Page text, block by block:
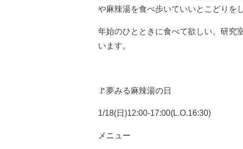
や麻辣湯を食べ歩いていいとこどりを
年始のひとときに食べて欲しい。研究
います。
🚩夢みる麻辣湯の日
1/18(日)12:00-17:00(L.O.16:30)
メニュー